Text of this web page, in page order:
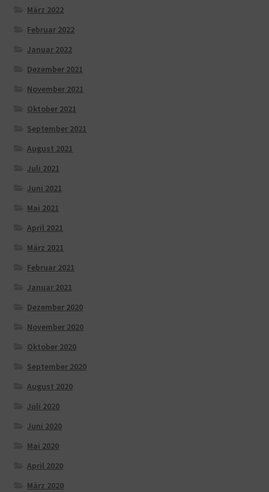
März 2022
Februar 2022
Januar 2022
Dezember 2021
November 2021
Oktober 2021
September 2021
August 2021
Juli 2021
Juni 2021
Mai 2021
April 2021
März 2021
Februar 2021
Januar 2021
Dezember 2020
November 2020
Oktober 2020
September 2020
August 2020
Juli 2020
Juni 2020
Mai 2020
April 2020
März 2020